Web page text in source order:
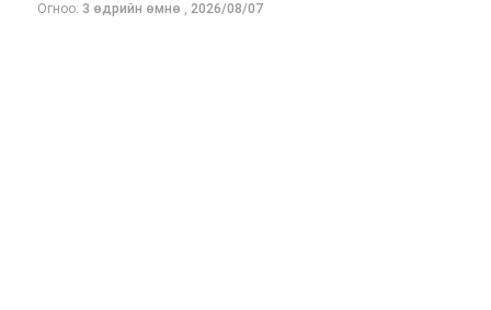
Огноо: 3 өдрийн өмнө , 2026/08/07